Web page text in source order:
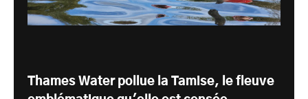
Thames Water pollue la Tamise, le fleuve